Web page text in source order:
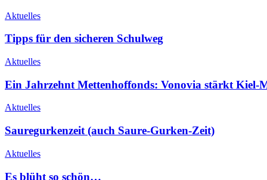
Aktuelles
Tipps für den sicheren Schulweg
Aktuelles
Ein Jahrzehnt Mettenhoffonds: Vonovia stärkt Kiel-
Aktuelles
Sauregurkenzeit (auch Saure-Gurken-Zeit)
Aktuelles
Es blüht so schön…